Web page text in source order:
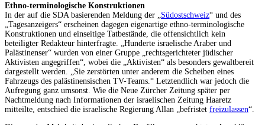
Ethno-terminologische Konstruktionen
In der auf die SDA basierenden Meldung der „ Südostschweiz“ und des
„Tagesanzeigers“ erscheinen dagegen eigenartige ethno-terminologische
Konstruktionen und einseitige Tatbestände, die offensichtlich kein
beteiligter Redakteur hinterfragte. „Hunderte israelische Araber und
Palästinenser“ wurden von einer Gruppe „rechtsgerichteter jüdischer
Aktivisten angegriffen“, wobei die „Aktivisten“ als besonders gewaltbereit
dargestellt werden. „Sie zerstörten unter anderem die Scheiben eines
Fahrzeugs des palästinensischen TV-Teams.“ Letztendlich war jedoch die
Aufregung ganz umsonst. Wie die Neue Zürcher Zeitung später per
Nachtmeldung nach Informationen der israelischen Zeitung Haaretz
mitteilte, entschied die israelische Regierung Allan „befristet freizulassen“.